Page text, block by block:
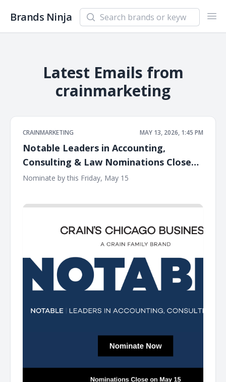
Brands Ninja Search newsletters and brands
Latest Emails from
crainmarketing
CRAINMARKETING MAY 13, 2026, 1:45 PM
Notable Leaders in Accounting,
Consulting & Law Nominations Close
Friday
Nominate by this Friday, May 15 ‌ ‌ ‌ ‌ ‌ ‌ ‌ ‌ ‌ ‌ ‌ ‌ ‌ ‌ ‌ ‌ ‌ ‌ ‌ ‌ ‌ ‌ ‌ ‌ ‌ ‌ ‌ ‌ ‌ ‌ ‌ ‌ ‌ ‌ ‌ ‌ ‌